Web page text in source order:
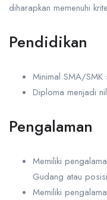
diharapkan memenuhi
Pendidikan
Minimal SMA/SMK
Diploma menjadi
Pengalaman
Memiliki
Gudang atau
Memiliki